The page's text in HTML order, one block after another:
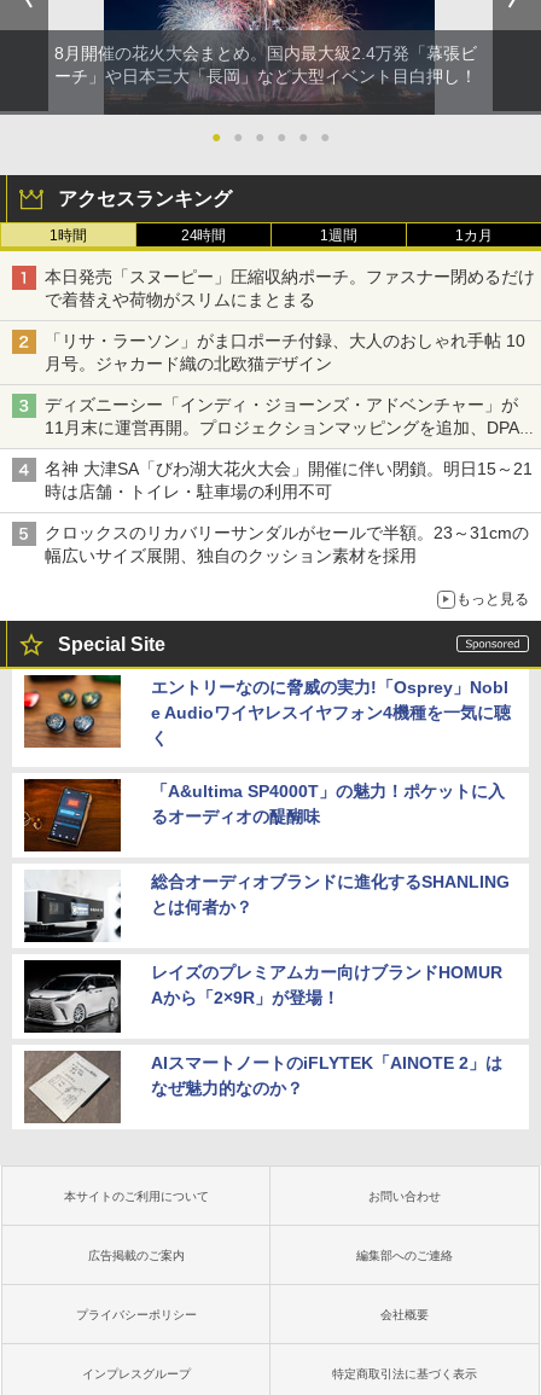
8月開催の花火大会まとめ。国内最大級2.4万発「幕張ビ
ーチ」や日本三大「長岡」など大型イベント目白押し！
● ● ● ● ● ●
アクセスランキング
1時間 24時間 1週間 1カ月
本日発売「スヌーピー」圧縮収納ポーチ。ファスナー閉めるだけ
で着替えや荷物がスリムにまとまる
「リサ・ラーソン」がま口ポーチ付録、大人のおしゃれ手帖 10
月号。ジャカード織の北欧猫デザイン
ディズニーシー「インディ・ジョーンズ・アドベンチャー」が
11月末に運営再開。プロジェクションマッピングを追加、DPA
は1500円
名神 大津SA「びわ湖大花火大会」開催に伴い閉鎖。明日15～21
時は店舗・トイレ・駐車場の利用不可
クロックスのリカバリーサンダルがセールで半額。23～31cmの
幅広いサイズ展開、独自のクッション素材を採用
もっと見る
Special Site
エントリーなのに脅威の実力!「Osprey」Nobl
e Audioワイヤレスイヤフォン4機種を一気に聴
く
「A&ultima SP4000T」の魅力！ポケットに入
るオーディオの醍醐味
総合オーディオブランドに進化するSHANLING
とは何者か？
レイズのプレミアムカー向けブランドHOMUR
Aから「2×9R」が登場！
AIスマートノートのiFLYTEK「AINOTE 2」は
なぜ魅力的なのか？
本サイトのご利用について お問い合わせ
広告掲載のご案内 編集部へのご連絡
プライバシーポリシー 会社概要
インプレスグループ 特定商取引法に基づく表示